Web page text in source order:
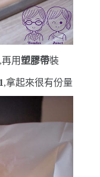
,再用塑膠帶裝
,拿起來很有份量